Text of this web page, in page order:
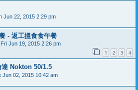
Jun 22, 2015 2:29 pm
- 返工搵食食午餐
Fri Jun 19, 2015 2:26 pm
1 2 3 4
達 Nokton 50/1.5
Jun 02, 2015 10:42 am